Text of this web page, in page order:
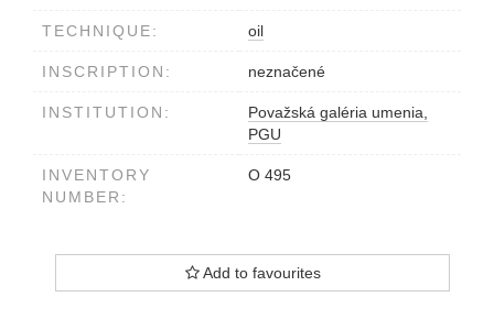
TECHNIQUE: oil
INSCRIPTION: neznačené
INSTITUTION:
Považská galéria umenia,
PGU
INVENTORY
NUMBER:
O 495
Add to favourites